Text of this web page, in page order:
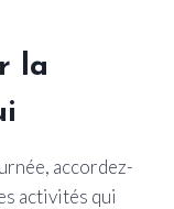
la
accordez-
activités qui